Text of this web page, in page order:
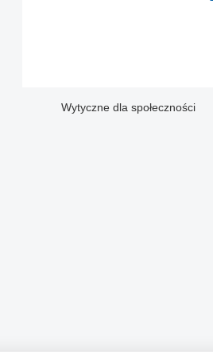
Wytyczne dla społeczności